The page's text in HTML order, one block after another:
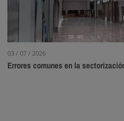
03 / 07 / 2026
Errores comunes en la